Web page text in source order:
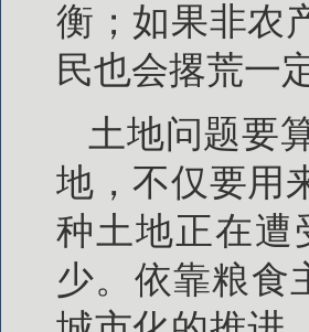
衡；如果非农
民也会撂荒一
土地问题要
地，不仅要用
种土地正在遭
少。依靠粮食